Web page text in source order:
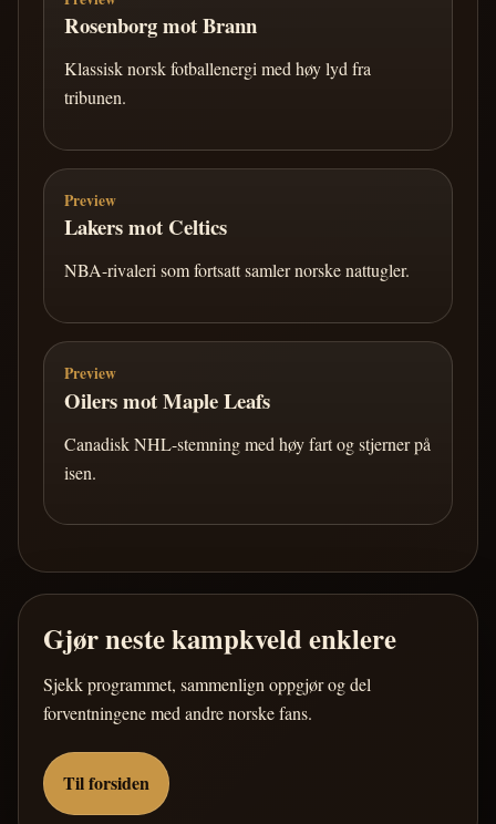
Rosenborg mot Brann
Klassisk norsk fotballenergi med høy lyd fra
tribunen.
Preview
Lakers mot Celtics
NBA-rivaleri som fortsatt samler norske nattugler.
Preview
Oilers mot Maple Leafs
Canadisk NHL-stemning med høy fart og stjerner på
isen.
Gjør neste kampkveld enklere
Sjekk programmet, sammenlign oppgjør og del
forventningene med andre norske fans.
Til forsiden